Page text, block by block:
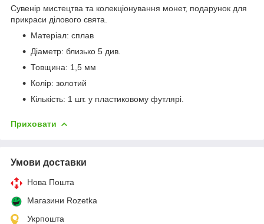
Сувенір мистецтва та колекціонування монет, подарунок для
прикраси ділового свята.
Матеріал: сплав
Діаметр: близько 5 див.
Товщина: 1,5 мм
Колір: золотий
Кількість: 1 шт. у пластиковому футлярі.
Приховати
Умови доставки
Нова Пошта
Магазини Rozetka
Укрпошта